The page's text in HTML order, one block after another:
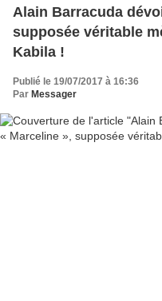
Alain Barracuda
supposée véritable
Kabila !
Publié le 19/07/2017 à 16:36
Par Messager